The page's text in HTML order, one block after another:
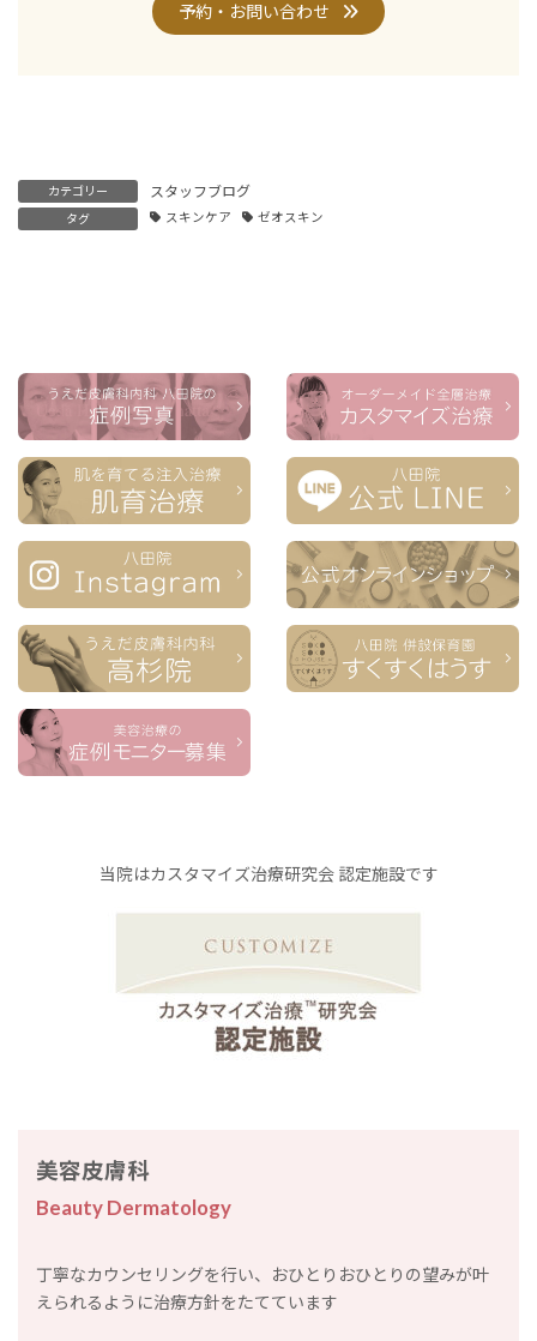
予約・お問い合わせ
カテゴリー スタッフブログ
タグ スキンケア ゼオスキン
当院はカスタマイズ治療研究会 認定施設です
美容皮膚科
Beauty Dermatology
丁寧なカウンセリングを行い、おひとりおひとりの望みが叶
えられるように治療方針をたてています